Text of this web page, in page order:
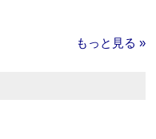
もっと見る »